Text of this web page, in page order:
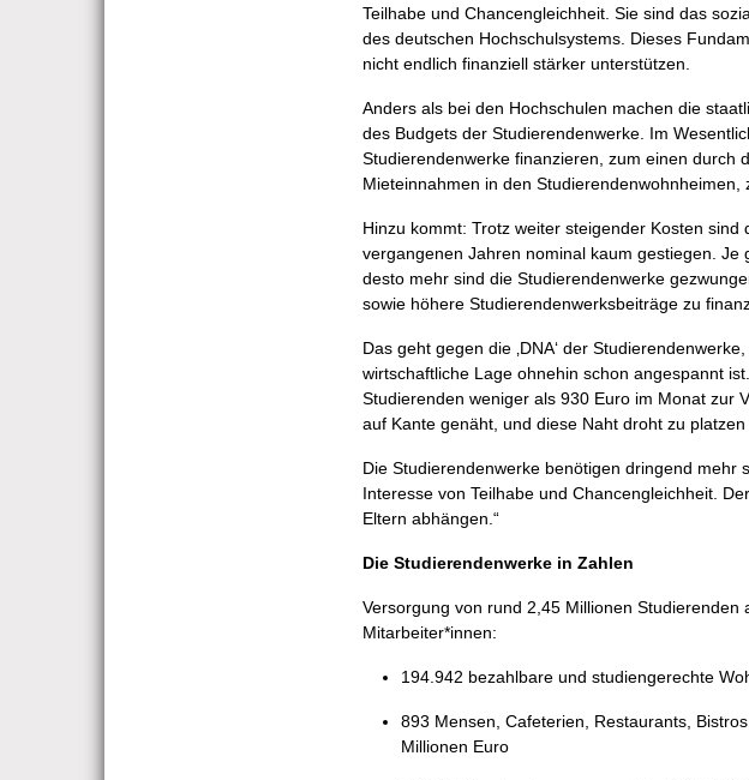
Teilhabe und Chancengleichheit. Sie sind das
des deutschen Hochschulsystems. Dieses
nicht endlich finanziell stärker unterstützen.
Anders als bei den Hochschulen machen die
des Budgets der Studierendenwerke. Im
Studierendenwerke finanzieren, zum einen durch
Mieteinnahmen in den
Hinzu kommt: Trotz weiter steigender Kosten
vergangenen Jahren nominal kaum gestiegen.
desto mehr sind die Studierendenwerke
sowie höhere Studierendenwerksbeiträge zu
Das geht gegen die ‚DNA‘ der
wirtschaftliche Lage ohnehin schon angespannt
Studierenden weniger als 930 Euro im Monat zur
auf Kante genäht, und diese Naht droht zu
Die Studierendenwerke benötigen dringend mehr
Interesse von Teilhabe und Chancengleichheit.
Eltern abhängen.“
Die Studierendenwerke in Zahlen
Versorgung von rund 2,45 Millionen
Mitarbeiter*innen:
194.942 bezahlbare und studiengerechte
893 Mensen, Cafeterien, Restaurants,
Millionen Euro